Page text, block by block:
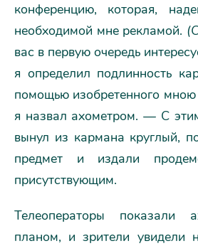
конференцию, которая,
необходимой мне рекламой.
вас в первую очередь
я определил подлинность
помощью изобретенного
я назвал ахометром. — С
вынул из кармана круглый,
предмет и издали
присутствующим.
Телеоператоры показали
планом, и зрители увидели